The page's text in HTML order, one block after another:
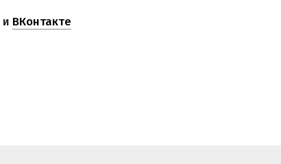
и ВКонтакте